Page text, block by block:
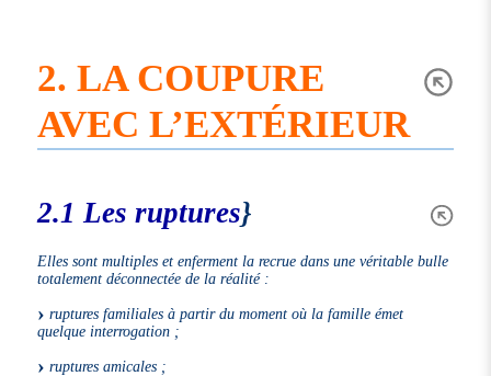
2. LA COUPURE
AVEC L’EXTÉRIEUR
2.1 Les ruptures}
Elles sont multiples et enferment la recrue dans une véritable bulle
totalement déconnectée de la réalité :
ruptures familiales à partir du moment où la famille émet
quelque interrogation ;
ruptures amicales ;